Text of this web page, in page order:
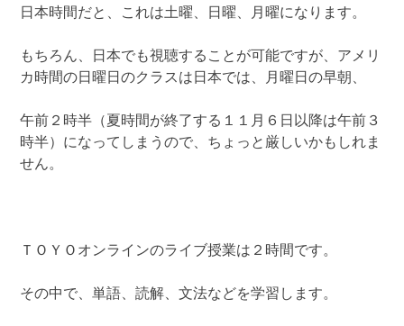
日本時間だと、これは土曜、日曜、月曜になります。
もちろん、日本でも視聴することが可能ですが、アメリ
カ時間の日曜日のクラスは日本では、月曜日の早朝、
午前２時半（夏時間が終了する１１月６日以降は午前３
時半）になってしまうので、ちょっと厳しいかもしれま
せん。
ＴＯＹＯオンラインのライブ授業は２時間です。
その中で、単語、読解、文法などを学習します。